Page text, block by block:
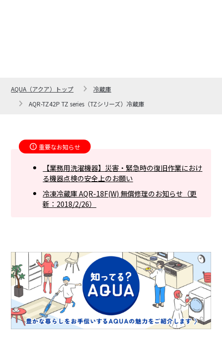
さを味わえる。
AQUA（アクア）トップ
冷蔵庫
AQR-TZ42P TZ series（TZシリーズ）冷蔵庫
重要なお知らせ
【業務用洗濯機器】災害・緊急時の復旧作業におけ
る機器点検の安全上のお願い
冷凍冷蔵庫 AQR-18F(W) 無償修理のお知らせ（更
新：2018/2/26）